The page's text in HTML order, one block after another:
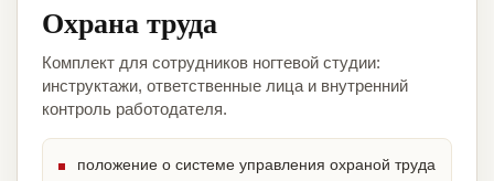
Охрана труда
Комплект для сотрудников ногтевой студии:
инструктажи, ответственные лица и внутренний
контроль работодателя.
положение о системе управления охраной труда